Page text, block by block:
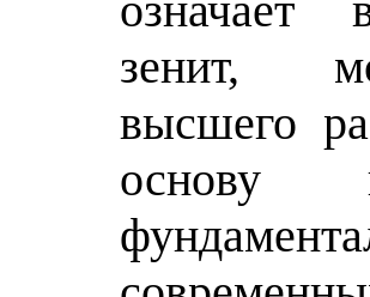
зенит,
высшего
основу